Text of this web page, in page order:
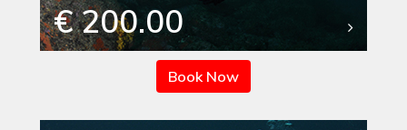
€ 200.00
Book Now